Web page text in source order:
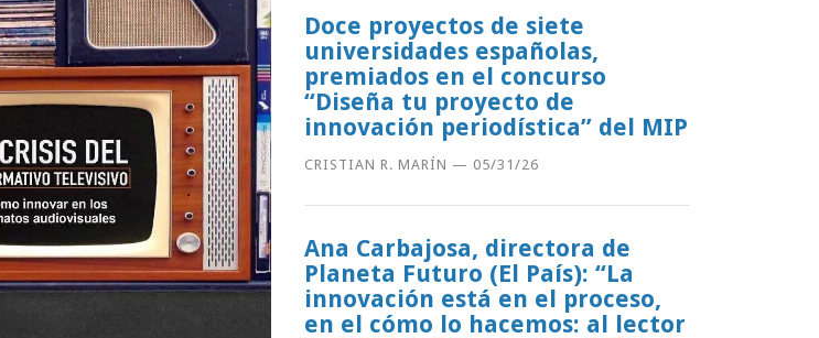
Doce proyectos de siete
universidades españolas,
premiados en el concurso
“Diseña tu proyecto de
innovación periodística” del MIP
CRISTIAN R. MARÍN — 05/31/26
Ana Carbajosa, directora de
Planeta Futuro (El País): “La
innovación está en el proceso,
en el cómo lo hacemos: al lector